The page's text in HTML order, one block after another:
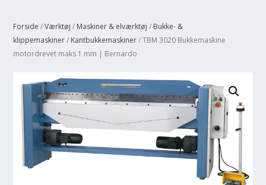
Forside /Værktøj / Maskiner & elværktøj / Bukke- &
klippemaskiner/ Kantbukkemaskiner/ TBM 3020 Bukkemaskine
motordrevet maks 1 mm | Bernardo